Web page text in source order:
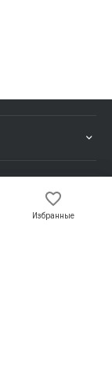
Избранные
Избранные